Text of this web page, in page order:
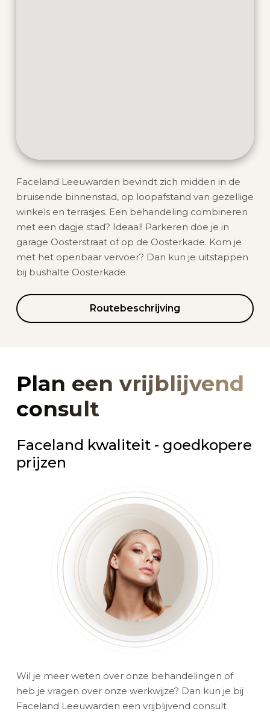
Faceland Leeuwarden bevindt zich midden in de
bruisende binnenstad, op loopafstand van gezellige
winkels en terrasjes. Een behandeling combineren
met een dagje stad? Ideaal! Parkeren doe je in
garage Oosterstraat of op de Oosterkade. Kom je
met het openbaar vervoer? Dan kun je uitstappen
bij bushalte Oosterkade.
Routebeschrijving
Plan een vrijblijvend
consult
Faceland kwaliteit - goedkopere
prijzen
Wil je meer weten over onze behandelingen of
heb je vragen over onze werkwijze? Dan kun je bij
Faceland Leeuwarden een vrijblijvend consult